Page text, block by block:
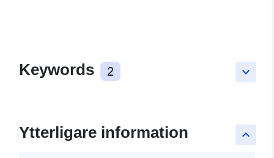
keyboard_arrow_down
Keywords 2
keyboard_arrow_up
Ytterligare information